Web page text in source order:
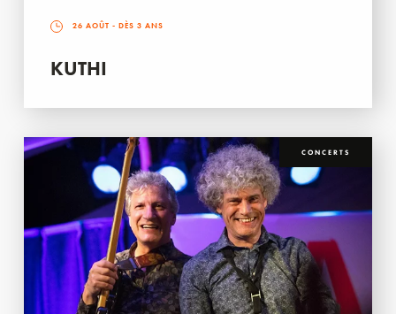
26 AOÛT - DÈS 3 ANS
KUTHI
CONCERTS